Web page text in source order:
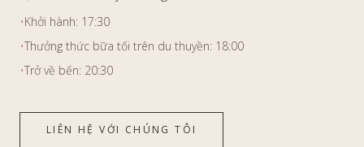
•Khởi hành: 17:30
•Thưởng thức bữa tối trên du thuyền: 18:00
•Trở về bến: 20:30
LIÊN HỆ VỚI CHÚNG TÔI